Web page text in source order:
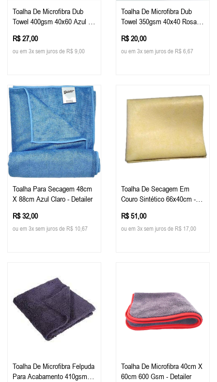
Toalha De Microfibra Dub
Towel 400gsm 40x60 Azul -
R$ 27,00
ou em 3x sem juros de R$ 9,00
Toalha De Microfibra Dub
Towel 350gsm 40x40 Rosa -
R$ 20,00
ou em 3x sem juros de R$ 6,67
Toalha Para Secagem 48cm
X 88cm Azul Claro - Detailer
R$ 32,00
ou em 3x sem juros de R$ 10,67
Toalha De Secagem Em
Couro Sintético 66x40cm -
R$ 51,00
ou em 3x sem juros de R$ 17,00
Toalha De Microfibra Felpuda
Para Acabamento 410gsm
Toalha De Microfibra 40cm X
60cm 600 Gsm - Detailer